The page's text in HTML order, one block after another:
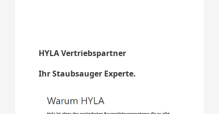
HYLA Vertriebspartner
Ihr Staubsauger Experte.